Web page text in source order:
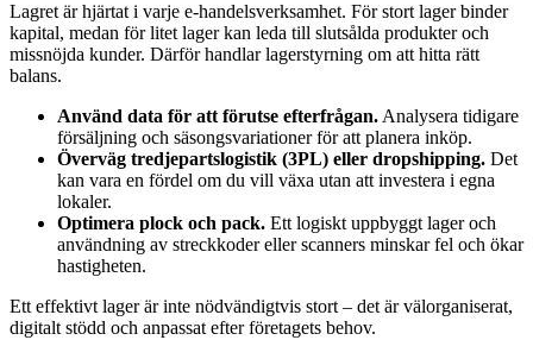
Lagret är hjärtat i varje e-handelsverksamhet. För stort lager binder
kapital, medan för litet lager kan leda till slutsålda produkter och
missnöjda kunder. Därför handlar lagerstyrning om att hitta rätt
balans.
Använd data för att förutse efterfrågan. Analysera tidigare
försäljning och säsongsvariationer för att planera inköp.
Överväg tredjepartslogistik (3PL) eller dropshipping. Det
kan vara en fördel om du vill växa utan att investera i egna
lokaler.
Optimera plock och pack. Ett logiskt uppbyggt lager och
användning av streckkoder eller scanners minskar fel och ökar
hastigheten.
Ett effektivt lager är inte nödvändigtvis stort – det är välorganiserat,
digitalt stödd och anpassat efter företagets behov.